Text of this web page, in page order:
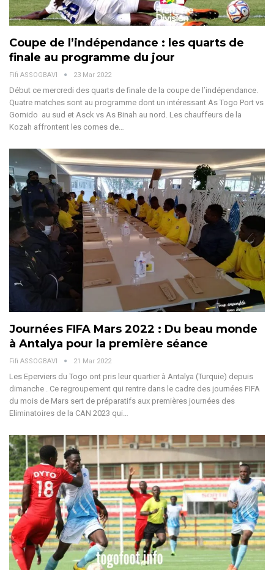
Coupe de l’indépendance : les quarts de
finale au programme du jour
Fifi ASSOGBAVI 23 Mar 2022
Début ce mercredi des quarts de finale de la coupe de l’indépendance.
Quatre matches sont au programme dont un intéressant As Togo Port vs
Gomido au sud et Asck vs As Binah au nord. Les chauffeurs de la
Kozah affrontent les cornes de…
Journées FIFA Mars 2022 : Du beau monde
à Antalya pour la première séance
Fifi ASSOGBAVI 21 Mar 2022
Les Eperviers du Togo ont pris leur quartier à Antalya (Turquie) depuis
dimanche . Ce regroupement qui rentre dans le cadre des journées FIFA
du mois de Mars sert de préparatifs aux premières journées des
Eliminatoires de la CAN 2023 qui…